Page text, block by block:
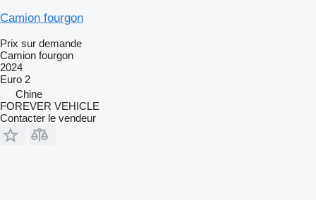
Camion fourgon
Prix sur demande
Camion fourgon
2024
Euro 2
Chine
FOREVER VEHICLE
Contacter le vendeur